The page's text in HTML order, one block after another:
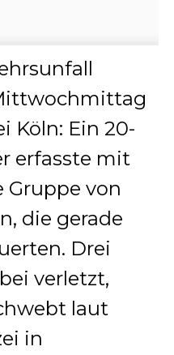
Köln: Ein 20-
erfasste mit
Gruppe von
die gerade
Drei
verletzt,
laut
in